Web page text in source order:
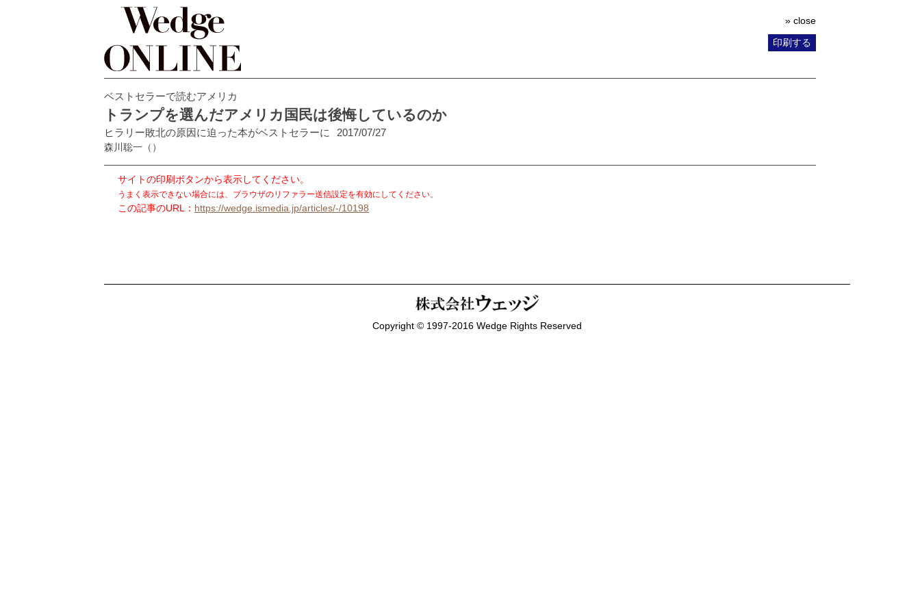
» close
印刷する
ベストセラーで読むアメリカ
トランプを選んだアメリカ国民は後悔しているのか
ヒラリー敗北の原因に迫った本がベストセラーに 2017/07/27
森川聡一 （）
サイトの印刷ボタンから表示してください。
うまく表示できない場合には、ブラウザのリファラー送信設定を有効にしてください。
この記事のURL： https://wedge.ismedia.jp/articles/-/10198
Copyright © 1997-2016 Wedge Rights Reserved